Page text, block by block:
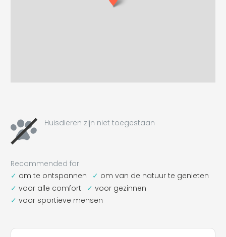
Huisdieren zijn niet toegestaan
Recommended for
om te ontspannen
om van de natuur te genieten
voor alle comfort
voor gezinnen
voor sportieve mensen